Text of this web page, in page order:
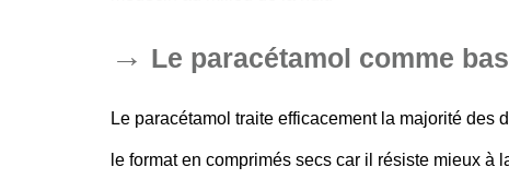
Le paracétamol comme
Le paracétamol traite efficacement la majorité des
le format en comprimés secs car il résiste mieux